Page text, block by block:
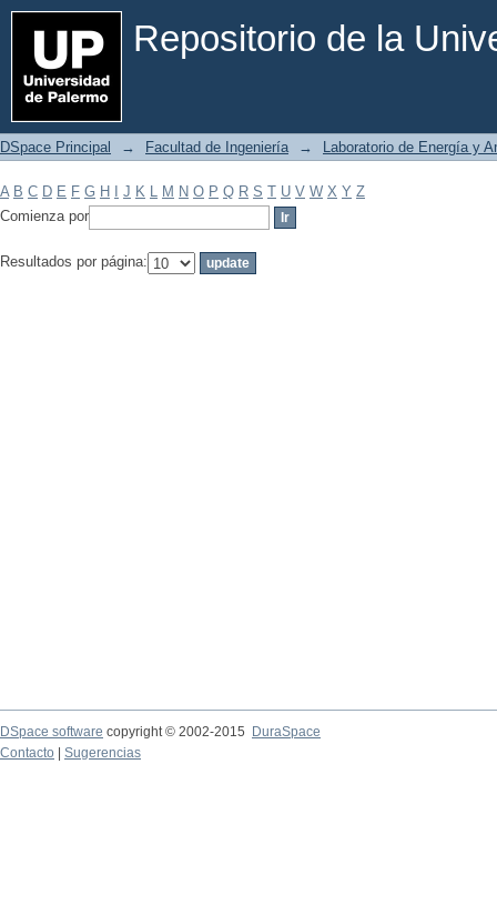
Repositorio de la
Filtrar por: Materia
DSpace Principal → Facultad de Ingeniería → Laboratorio de Energía y
A B C D E F G H J K L M N O P Q R S T U V W X Y Z
Comienza por
Resultados por página:
DSpace software copyright © 2002-2015
DuraSpace
Contacto
Sugerencias